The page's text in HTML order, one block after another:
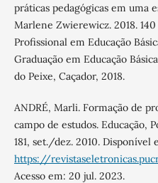
práticas pedagógicas em uma
Marlene Zwierewicz. 2018.
Profissional em Educação
Graduação em Educação
do Peixe, Caçador, 2018.
ANDRÉ, Marli. Formação de
campo de estudos. Educação,
181, set./dez. 2010. Disponível
https://
Acesso em: 20 jul. 2023.